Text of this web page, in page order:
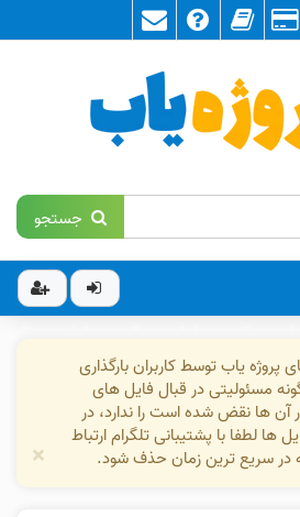
جستجو
پروژه یاب توسط کاربران بارگذاری
مسئولیتی در قبال فایل های
ها نقض شده است را ندارد، در
لطفا با پشتیبانی تلگرام ارتباط
در سریع ترین زمان حذف شود.
×